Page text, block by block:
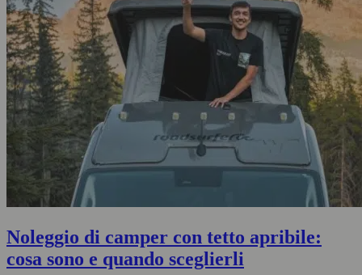
Noleggio di camper con tetto apribile:
cosa sono e quando sceglierli